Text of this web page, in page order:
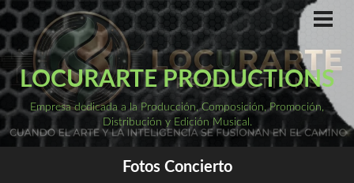
Saltar
al
contenido
LOCURARTE PRODUCTIONS
Empresa dedicada a la Producción, Composición, Promoción,
Distribución y Edición Musical.
Fotos Concierto